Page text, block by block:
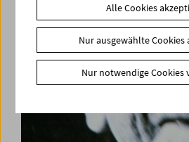
Alle Cookies
Nur ausgewählte Cookies
Nur notwendige Cookies